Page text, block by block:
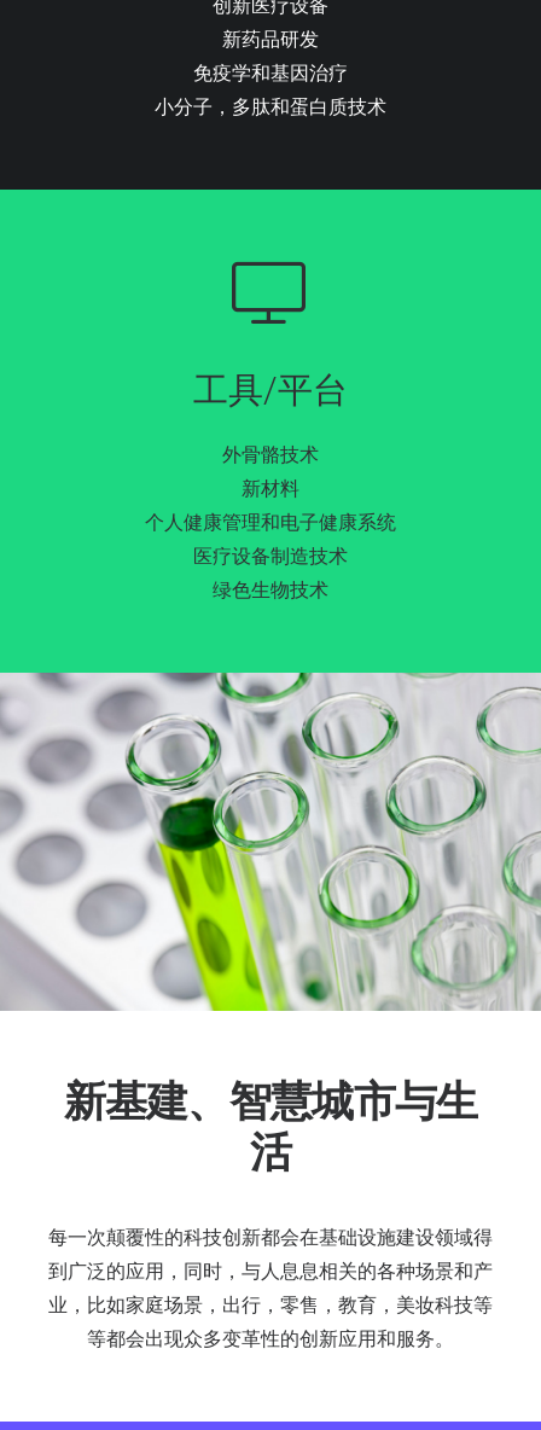
创新医疗设备
新药品研发
免疫学和基因治疗
小分子，多肽和蛋白质技术
工具/平台
外骨骼技术
新材料
个人健康管理和电子健康系统
医疗设备制造技术
绿色生物技术
新基建、智慧城市与生
活
每一次颠覆性的科技创新都会在基础设施建设领域得
到广泛的应用，同时，与人息息相关的各种场景和产
业，比如家庭场景，出行，零售，教育，美妆科技等
等都会出现众多变革性的创新应用和服务。